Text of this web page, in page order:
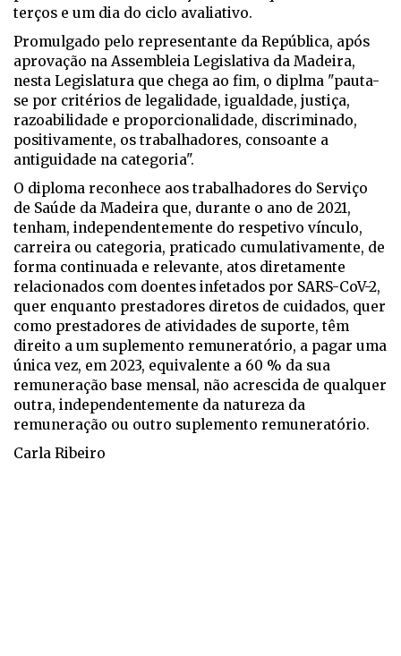
terços e um dia do ciclo avaliativo.
Promulgado pelo representante da República, após
aprovação na Assembleia Legislativa da Madeira,
nesta Legislatura que chega ao fim, o diplma "pauta-
se por critérios de legalidade, igualdade, justiça,
razoabilidade e proporcionalidade, discriminado,
positivamente, os trabalhadores, consoante a
antiguidade na categoria".
O diploma reconhece aos trabalhadores do Serviço
de Saúde da Madeira que, durante o ano de 2021,
tenham, independentemente do respetivo vínculo,
carreira ou categoria, praticado cumulativamente, de
forma continuada e relevante, atos diretamente
relacionados com doentes infetados por SARS-CoV-2,
quer enquanto prestadores diretos de cuidados, quer
como prestadores de atividades de suporte, têm
direito a um suplemento remuneratório, a pagar uma
única vez, em 2023, equivalente a 60 % da sua
remuneração base mensal, não acrescida de qualquer
outra, independentemente da natureza da
remuneração ou outro suplemento remuneratório.
Carla Ribeiro